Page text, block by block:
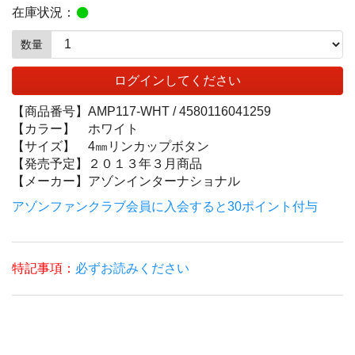
在庫状況：
数量
ログインしてください
【商品番号】 AMP117-WHT /4580116041259
【カラー】
ホワイト
【サイズ】
4㎜リンカップボタン
【発売予定】
２０１３年３月商品
【メーカー】 アゾンインターナショナル
アゾンファンクラブ会員に入会すると30ポイント付与
特記事項： 必ずお読みください